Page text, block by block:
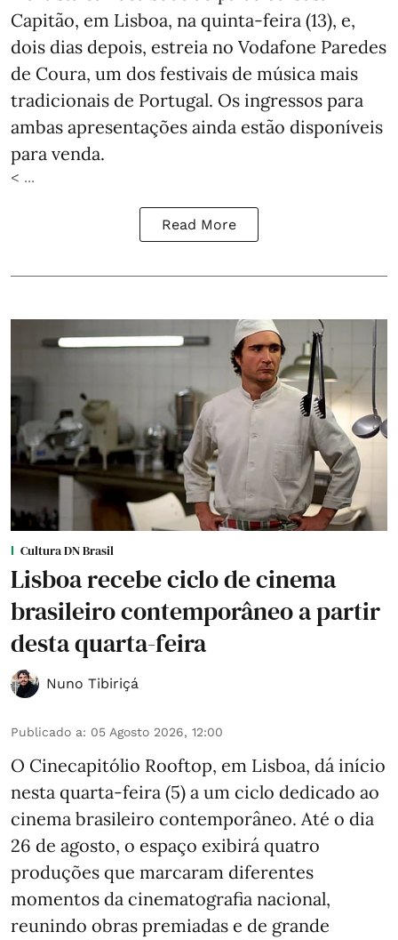
Capitão, em Lisboa, na quinta-feira (13), e,
dois dias depois, estreia no Vodafone Paredes
de Coura, um dos festivais de música mais
tradicionais de Portugal. Os ingressos para
ambas apresentações ainda estão disponíveis
para venda.
< ...
Read More
Cultura DN Brasil
Lisboa recebe ciclo de cinema
brasileiro contemporâneo a partir
desta quarta-feira
Nuno Tibiriçá
Publicado a: 05 Agosto 2026, 12:00
O Cinecapitólio Rooftop, em Lisboa, dá início
nesta quarta-feira (5) a um ciclo dedicado ao
cinema brasileiro contemporâneo. Até o dia
26 de agosto, o espaço exibirá quatro
produções que marcaram diferentes
momentos da cinematografia nacional,
reunindo obras premiadas e de grande